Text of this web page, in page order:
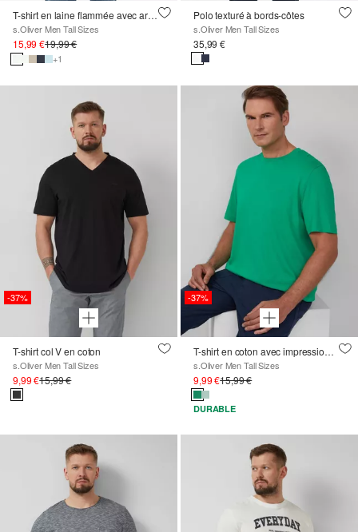
T-shirt en laine flammée avec artwork
s.Oliver Men Tall Sizes
15,99 €19,99 €
+1
Polo texturé à bords-côtes
s.Oliver Men Tall Sizes
35,99 €
-37%
T-shirt col V en coton
s.Oliver Men Tall Sizes
9,99 €15,99 €
-37%
T-shirt en coton avec impression du logo
s.Oliver Men Tall Sizes
9,99 €15,99 €
DURABLE